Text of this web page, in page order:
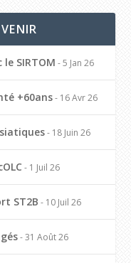
SIRTOM - 5 Jan 26
+60ans- 16 Avr 26
- 18 Juin 26
- 1 Juil 26
ST2B - 10 Juil 26
- 31 Août 26